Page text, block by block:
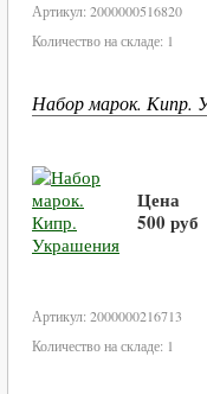
Артикул: 2000000516820
Количество на складе: 1
Набор марок. Кипр.
Цена
500 руб
Артикул: 2000000216713
Количество на складе: 1